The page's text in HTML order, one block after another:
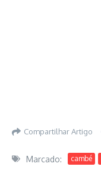
Compartilhar Artigo
Marcado: cambé